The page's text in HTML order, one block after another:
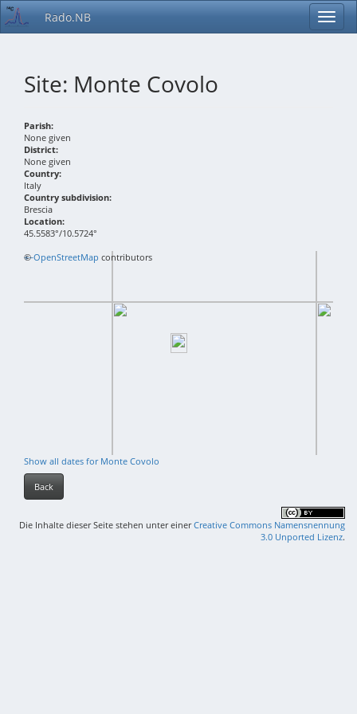
Rado.NB
Site: Monte Covolo
Parish:
None given
District:
None given
Country:
Italy
Country subdivision:
Brescia
Location:
45.5583°/10.5724°
+−
©OpenStreetMap contributors
Show all dates for Monte Covolo
Back
Die Inhalte dieser Seite stehen unter einerCreative Commons Namensnennung
3.0 Unported Lizenz.